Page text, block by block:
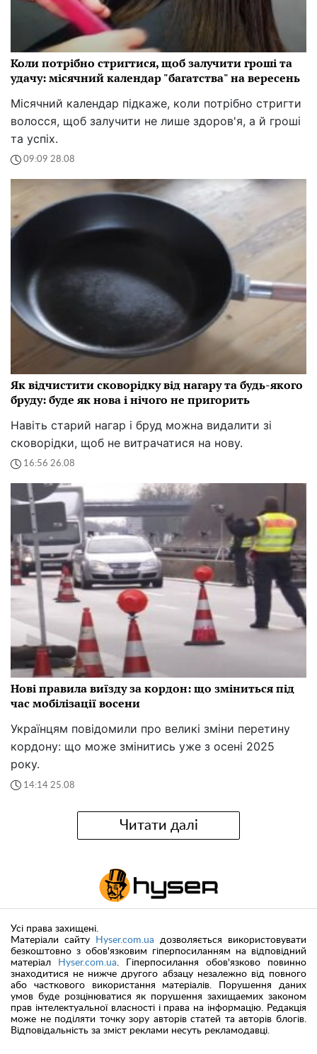
Коли потрібно стригтися, щоб залучити гроші та
удачу: місячний календар "багатства" на вересень
Місячний календар підкаже, коли потрібно стригти
волосся, щоб залучити не лише здоров'я, а й гроші
та успіх.
09:09 28.08
Як відчистити сковорідку від нагару та будь-якого
бруду: буде як нова і нічого не пригорить
Навіть старий нагар і бруд можна видалити зі
сковорідки, щоб не витрачатися на нову.
16:56 26.08
Нові правила виїзду за кордон: що зміниться під
час мобілізації восени
Українцям повідомили про великі зміни перетину
кордону: що може змінитись уже з осені 2025
року.
14:14 25.08
Читати далі
Усі права захищені.
Матеріали сайту
Hyser.com.ua дозволяється використовувати
безкоштовно з обов'язковим гіперпосиланням на відповідний
матеріал
Hyser.com.ua. Гіперпосилання обов'язково повинно
знаходитися не нижче другого абзацу незалежно від повного
або часткового використання матеріалів. Порушення даних
умов буде розцінюватися як порушення захищаемих законом
прав інтелектуальної власності і права на інформацію. Редакція
може не поділяти точку зору авторів статей та авторів блогів.
Відповідальність за зміст реклами несуть рекламодавці.